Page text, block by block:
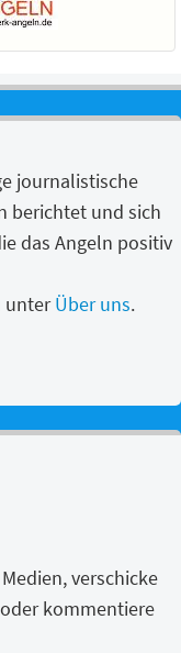
journalistische
berichtet und sich
das Angeln positiv
unterÜber uns.
verschicke
kommentiere